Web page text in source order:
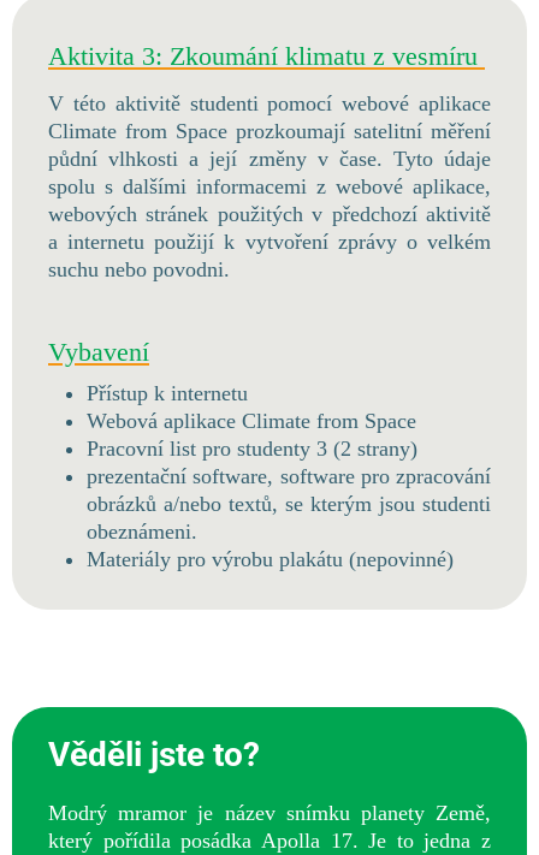
Aktivita 3: Zkoumání klimatu z vesmíru
V této aktivitě studenti pomocí webové aplikace
Climate from Space prozkoumají satelitní měření
půdní vlhkosti a její změny v čase. Tyto údaje
spolu s dalšími informacemi z webové aplikace,
webových stránek použitých v předchozí aktivitě
a internetu použijí k vytvoření zprávy o velkém
suchu nebo povodni.
Vybavení
Přístup k internetu
Webová aplikace Climate from Space
Pracovní list pro studenty 3 (2 strany)
prezentační software, software pro zpracování
obrázků a/nebo textů, se kterým jsou studenti
obeznámeni.
Materiály pro výrobu plakátu (nepovinné)
Věděli jste to?
Modrý mramor je název snímku planety Země,
který pořídila posádka Apolla 17. Je to jedna z